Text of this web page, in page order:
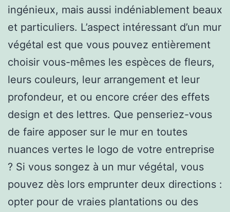
ingénieux, mais aussi indéniablement beaux
et particuliers. L’aspect intéressant d’un mur
végétal est que vous pouvez entièrement
choisir vous-mêmes les espèces de fleurs,
leurs couleurs, leur arrangement et leur
profondeur, et ou encore créer des effets
design et des lettres. Que penseriez-vous
de faire apposer sur le mur en toutes
nuances vertes le logo de votre entreprise
? Si vous songez à un mur végétal, vous
pouvez dès lors emprunter deux directions :
opter pour de vraies plantations ou des